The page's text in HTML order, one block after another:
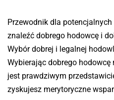
Przewodnik dla
znaleźć dobrego hodowcę i
Wybór dobrej i legalnej
Wybierając dobrego
jest prawdziwym
zyskujesz merytoryczne